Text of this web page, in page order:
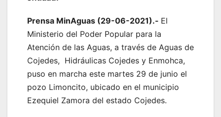
Prensa MinAguas (29-06-2021).- El
Ministerio del Poder Popular para la
Atención de las Aguas, a través de Aguas de
Cojedes, Hidráulicas Cojedes y Enmohca,
puso en marcha este martes 29 de junio el
pozo Limoncito, ubicado en el municipio
Ezequiel Zamora del estado Cojedes.